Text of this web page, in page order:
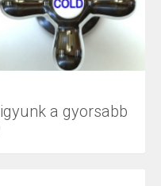
a gyorsabb